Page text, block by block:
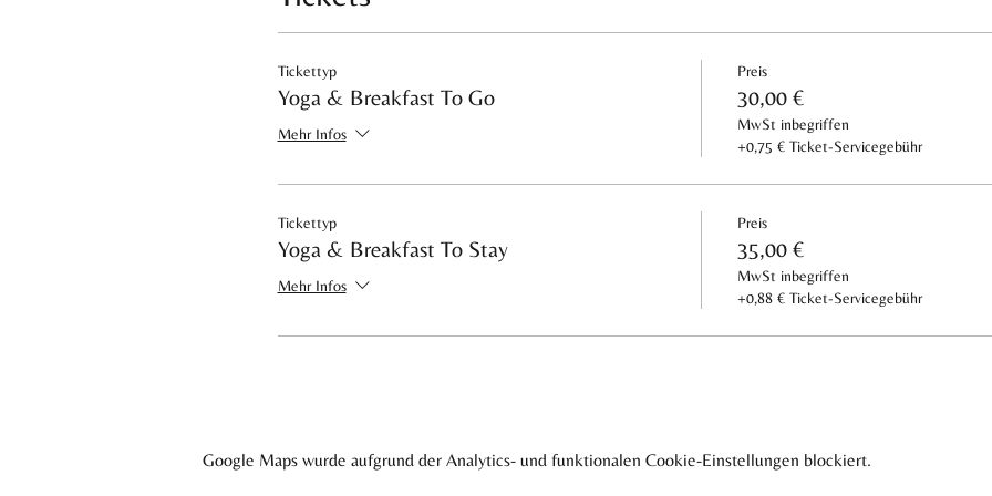
Der perfekte Ort um deine Matte auszurollen, dich zu bewegen, loszulassen, dich wohlzufühlen
den Tag zu beginnen.
45 Minuten Yoga am Morgen - das happy healthy Frühstück - und wir versprechen euer Tag wird
Ticket aus.
Tickettyp
Yoga & Breakfast To Go
Mehr Infos
Preis
30,00 €
MwSt inbegriffen
+0,75 € Ticket-Servicegebühr
Tickettyp
Yoga & Breakfast To Stay
Mehr Infos
Preis
35,00 €
MwSt inbegriffen
+0,88 € Ticket-Servicegebühr
Google Maps wurde aufgrund der Analytics- und funktionalen Cookie-Einstellungen blockiert.